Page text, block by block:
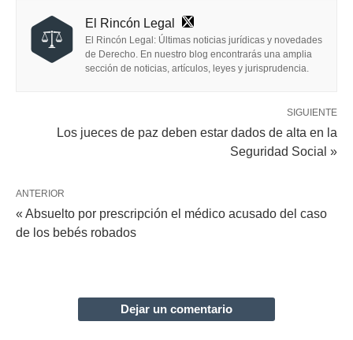
El Rincón Legal
El Rincón Legal: Últimas noticias jurídicas y novedades
de Derecho. En nuestro blog encontrarás una amplia
sección de noticias, artículos, leyes y jurisprudencia.
SIGUIENTE
Los jueces de paz deben estar dados de alta en la
Seguridad Social »
ANTERIOR
« Absuelto por prescripción el médico acusado del caso
de los bebés robados
Dejar un comentario